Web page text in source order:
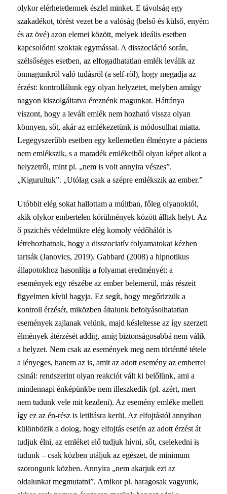
olykor elérhetetlennek észlel minket. E távolság egy
szakadékot, törést vezet be a valóság (belső és külső, enyém
és az övé) azon elemei között, melyek ideális esetben
kapcsolódni szoktak egymással. A disszociáció során,
szélsőséges esetben, az elfogadhatatlan emlék leválik az
önmagunkról való tudásról (a self-ről), hogy megadja az
érzést: kontrollálunk egy olyan helyzetet, melyben amúgy
nagyon kiszolgáltatva éreznénk magunkat. Hátránya
viszont, hogy a levált emlék nem hozható vissza olyan
könnyen, sőt, akár az emlékezetünk is módosulhat miatta.
Legegyszerűbb esetben egy kellemetlen élményre a páciens
nem emlékszik, s a maradék emlékeiből olyan képet alkot a
helyzetről, mint pl. „nem is volt annyira vészes”.
„Kigurultuk”. „Utólag csak a szépre emlékszik az ember.”
Utóbbit elég sokat hallottam a múltban, főleg olyanoktól,
akik olykor embertelen körülmények között álltak helyt. Az
ő pszichés védelmükre elég komoly védőhálót is
létrehozhatnak, hogy a disszociatív folyamatokat kézben
tartsák (Janovics, 2019). Gabbard (2008) a hipnotikus
állapotokhoz hasonlítja a folyamat eredményét: a
események egy részébe az ember belemerül, más részeit
figyelmen kívül hagyja. Ez segít, hogy megőrizzük a
kontroll érzését, miközben általunk befolyásolhatatlan
események zajlanak velünk, majd késleltesse az így szerzett
élmények átérzését addig, amíg biztonságosabbá nem válik
a helyzet. Nem csak az események meg nem történtté tétele
a lényeges, hanem az is, amit az adott esemény az emberrel
csinál: rendszerint olyan reakciót vált ki belőlünk, ami a
mindennapi énképünkbe nem illeszkedik (pl. azért, mert
nem tudunk vele mit kezdeni). Az esemény emléke mellett
így ez az én-rész is letiltásra kerül. Az elfojtástól annyiban
különbözik a dolog, hogy elfojtás esetén az adott érzést át
tudjuk élni, az emléket elő tudjuk hívni, sőt, cselekedni is
tudunk – csak közben utáljuk az egészet, de minimum
szorongunk közben. Annyira „nem akarjuk ezt az
oldalunkat megmutatni”. Amikor pl. haragosak vagyunk,